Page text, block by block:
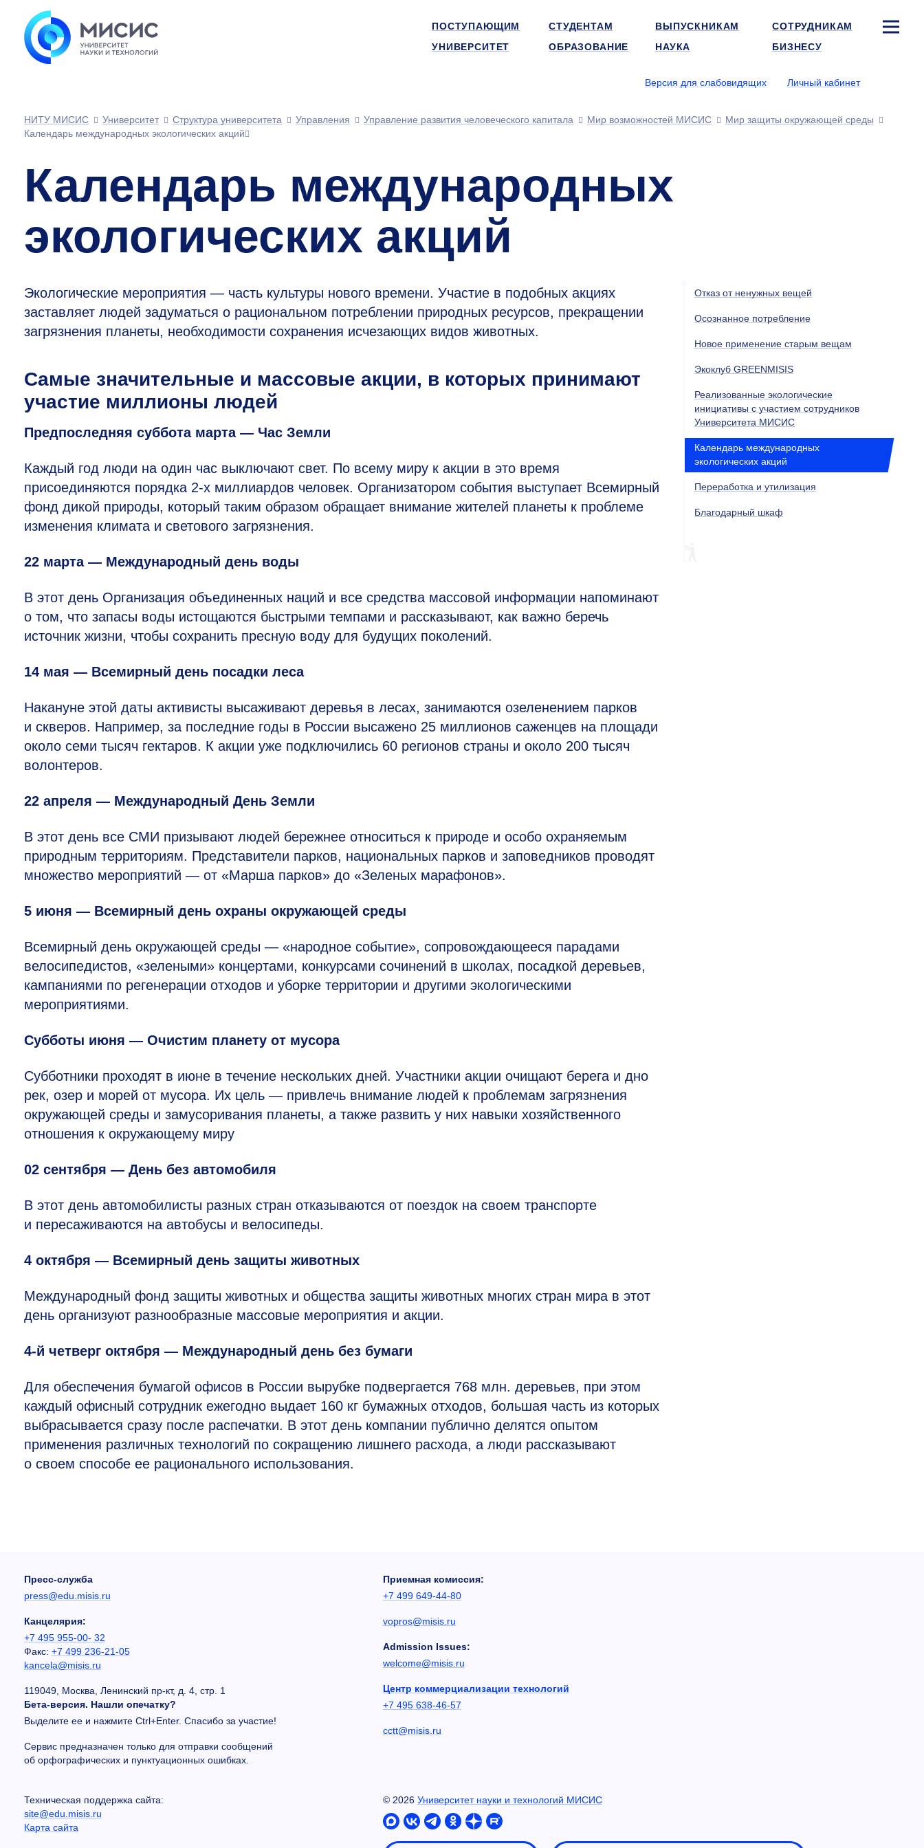
ПОСТУПАЮЩИМ СТУДЕНТАМ ВЫПУСКНИКАМ
СОТРУДНИКАМ
УНИВЕРСИТЕТ
ОБРАЗОВАНИЕ НАУКА БИЗНЕСУ
Версия для слабовидящих Личный кабинет
НИТУ МИСИС Университет Структура университета Управления Управление развития человеческого капитала Мир возможностей МИСИС
Мир защиты окружающей среды
Календарь международных экологических акций
Календарь международных
экологических акций
Экологические мероприятия — часть культуры нового времени. Участие в подобных акциях
заставляет людей задуматься о рациональном потреблении природных ресурсов, прекращении
загрязнения планеты, необходимости сохранения исчезающих видов животных.
Самые значительные и массовые акции, в которых принимают
участие миллионы людей
Предпоследняя суббота марта — Час Земли
Каждый год люди на один час выключают свет. По всему миру к акции в это время
присоединяются порядка 2-х миллиардов человек. Организатором события выступает Всемирный
фонд дикой природы, который таким образом обращает внимание жителей планеты к проблеме
изменения климата и светового загрязнения.
22 марта — Международный день воды
В этот день Организация объединенных наций и все средства массовой информации напоминают
о том, что запасы воды истощаются быстрыми темпами и рассказывают, как важно беречь
источник жизни, чтобы сохранить пресную воду для будущих поколений.
14 мая — Всемирный день посадки леса
Накануне этой даты активисты высаживают деревья в лесах, занимаются озеленением парков
и скверов. Например, за последние годы в России высажено 25 миллионов саженцев на площади
около семи тысяч гектаров. К акции уже подключились 60 регионов страны и около 200 тысяч
волонтеров.
22 апреля — Международный День Земли
В этот день все СМИ призывают людей бережнее относиться к природе и особо охраняемым
природным территориям. Представители парков, национальных парков и заповедников проводят
множество мероприятий — от «Марша парков» до «Зеленых марафонов».
5 июня — Всемирный день охраны окружающей среды
Всемирный день окружающей среды — «народное событие», сопровождающееся парадами
велосипедистов, «зелеными» концертами, конкурсами сочинений в школах, посадкой деревьев,
кампаниями по регенерации отходов и уборке территории и другими экологическими
мероприятиями.
Субботы июня — Очистим планету от мусора
Субботники проходят в июне в течение нескольких дней. Участники акции очищают берега и дно
рек, озер и морей от мусора. Их цель — привлечь внимание людей к проблемам загрязнения
окружающей среды и замусоривания планеты, а также развить у них навыки хозяйственного
отношения к окружающему миру
02 сентября — День без автомобиля
В этот день автомобилисты разных стран отказываются от поездок на своем транспорте
и пересаживаются на автобусы и велосипеды.
4 октября — Всемирный день защиты животных
Международный фонд защиты животных и общества защиты животных многих стран мира в этот
день организуют разнообразные массовые мероприятия и акции.
4-й четверг октября — Международный день без бумаги
Для обеспечения бумагой офисов в России вырубке подвергается 768 млн. деревьев, при этом
каждый офисный сотрудник ежегодно выдает 160 кг бумажных отходов, большая часть из которых
выбрасывается сразу после распечатки. В этот день компании публично делятся опытом
применения различных технологий по сокращению лишнего расхода, а люди рассказывают
о своем способе ее рационального использования.
Отказ от ненужных вещей
Осознанное потребление
Новое применение старым вещам
Экоклуб GREENMISIS
Реализованные экологические
инициативы с участием сотрудников
Университета МИСИС
Календарь международных
экологических акций
Переработка и утилизация
Благодарный шкаф
Пресс-служба
press@edu.misis.ru
Канцелярия:
+7 495 955-00- 32
Факс: +7 499 236-21-05
kancela@misis.ru
119049, Москва, Ленинский пр-кт, д. 4, стр. 1
Бета-версия. Нашли опечатку?
Выделите ее и нажмите Ctrl+Enter. Спасибо за участие!
Сервис предназначен только для отправки сообщений
об орфографических и пунктуационных ошибках.
Приемная комиссия:
+7 499 649-44-80
vopros@misis.ru
Admission Issues:
welcome@misis.ru
Центр коммерциализации технологий
+7 495 638-46-57
cctt@misis.ru
Техническая поддержка сайта:
site@edu.misis.ru
Карта сайта
© 2026 Университет науки и технологий МИСИС